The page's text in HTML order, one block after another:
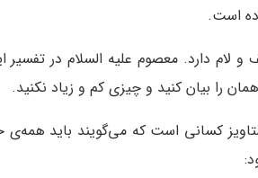
است.
و لام دارد. معصوم علیه السلام در تفسیر
را بیان کنید و چیزی کم و زیاد نکنید.
کسانی است که می‌گویند باید